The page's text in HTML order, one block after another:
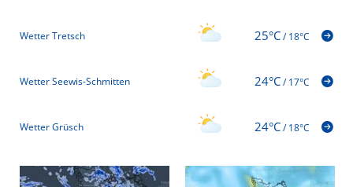
Wetter Tretsch 25°C/18°C
Wetter Seewis-Schmitten 24°C/17°C
Wetter Grüsch 24°C/18°C